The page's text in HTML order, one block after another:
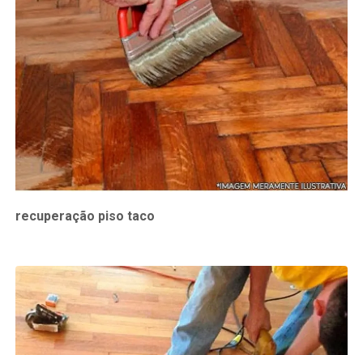
recuperação piso taco